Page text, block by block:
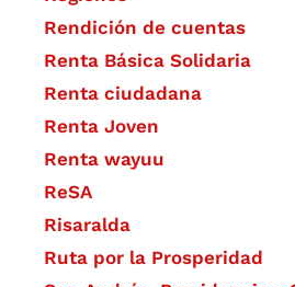
Rendición de cuentas
Renta Básica Solidaria
Renta ciudadana
Renta Joven
Renta wayuu
ReSA
Risaralda
Ruta por la Prosperidad